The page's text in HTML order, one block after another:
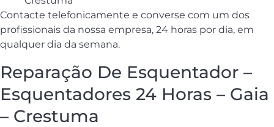
Contacte telefonicamente e converse com um dos
profissionais da nossa empresa, 24 horas por dia, em
qualquer dia da semana.
Reparação De Esquentador –
Esquentadores 24 Horas – Gaia
– Crestuma